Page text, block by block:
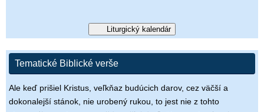
Liturgický kalendár
Tematické Biblické verše
Ale keď prišiel Kristus, veľkňaz budúcich darov, cez väčší a
dokonalejší stánok, nie urobený rukou, to jest nie z tohto